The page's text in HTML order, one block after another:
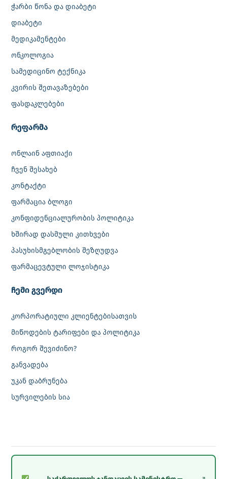
ჭარბი წონა და დიაბეტი
დიაბეტი
მედიკამენტები
ონკოლოგია
სამედიცინო ტექნიკა
კვირის შეთავაზებები
ფასდაკლებები
რეფარმა
ონლაინ აფთიაქი
ჩვენ შესახებ
კონტაქტი
ფარმაცია ბლოგი
კონფიდენციალურობის პოლიტიკა
ხშირად დასმული კითხვები
პასუხისმგებლობის შეზღუდვა
ფარმაცევტული ლოჯისტიკა
‎ჩემი გვერდი
კორპორატიული კლიენტებისათვის
მიწოდების ტარიფები და პოლიტიკა
როგორ შევიძინო?
განვადება
უკან დაბრუნება
სურვილების სია